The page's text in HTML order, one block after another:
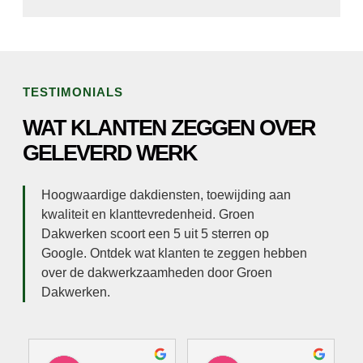
TESTIMONIALS
WAT KLANTEN ZEGGEN OVER
GELEVERD WERK
Hoogwaardige dakdiensten, toewijding aan
kwaliteit en klanttevredenheid. Groen
Dakwerken scoort een 5 uit 5 sterren op
Google. Ontdek wat klanten te zeggen hebben
over de dakwerkzaamheden door Groen
Dakwerken.